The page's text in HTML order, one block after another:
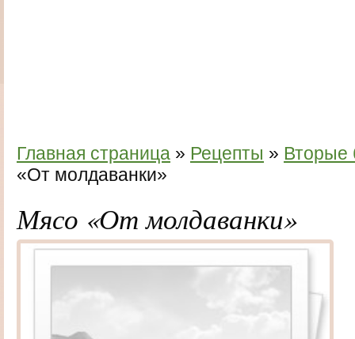
Главная страница » Рецепты » Вторые
«От молдаванки»
Мясо «От молдаванки»